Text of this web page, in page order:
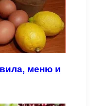
меню и